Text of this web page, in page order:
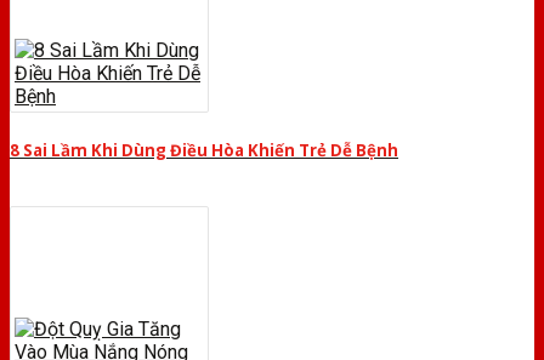
8 Sai Lầm Khi Dùng Điều Hòa Khiến Trẻ Dễ Bệnh